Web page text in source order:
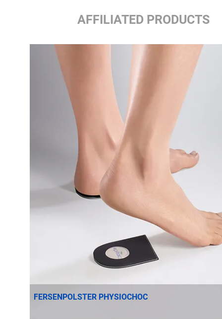
AFFILIATED PRODUCTS
FERSENPOLSTER PHYSIOCHOC